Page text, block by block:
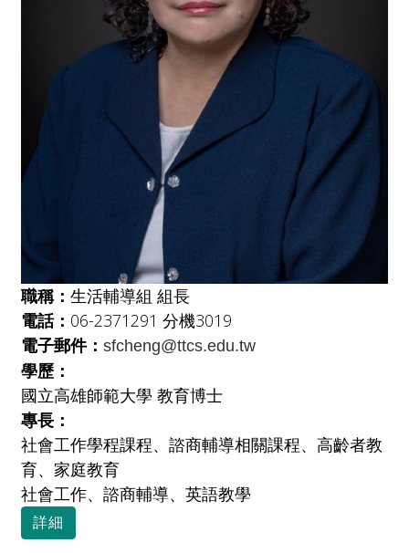
職稱： 生活輔導組 組長
電話： 06-2371291 分機3019
電子郵件： sfcheng@ttcs.edu.tw
學歷：
國立高雄師範大學 教育博士
專長：
社會工作學程課程、諮商輔導相關課程、高齡者教
育、家庭教育
社會工作、諮商輔導、英語教學
詳細